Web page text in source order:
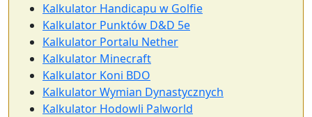
Kalkulator Handicapu w Golfie
Kalkulator Punktów D&D 5e
Kalkulator Portalu Nether
Kalkulator Minecraft
Kalkulator Koni BDO
Kalkulator Wymian Dynastycznych
Kalkulator Hodowli Palworld